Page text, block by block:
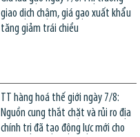
giao dịch chậm, giá gạo xuất khẩu
tăng giảm trái chiều
TT hàng hoá thế giới ngày 7/8:
Nguồn cung thắt chặt và rủi ro địa
chính trị đã tạo động lực mới cho